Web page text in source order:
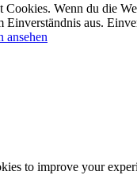
Cookies. Wenn du die
Einverständnis aus.
ansehen
to improve your